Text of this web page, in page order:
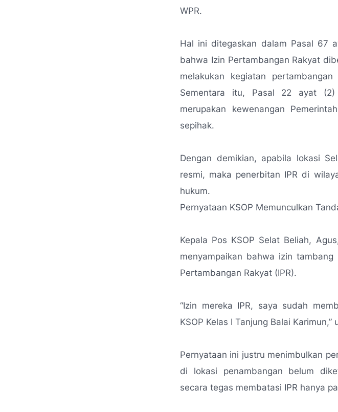
WPR.
Hal ini ditegaskan dalam Pasal 67
bahwa Izin Pertambangan Rakyat
melakukan kegiatan
Sementara itu, Pasal 22 ayat (2)
merupakan kewenangan
sepihak.
Dengan demikian, apabila lokasi
resmi, maka penerbitan IPR di
hukum.
Pernyataan KSOP Memunculkan
Kepala Pos KSOP Selat Beliah,
menyampaikan bahwa izin
Pertambangan Rakyat (IPR).
“Izin mereka IPR, saya sudah
KSOP Kelas I Tanjung Balai Karimun,”
Pernyataan ini justru menimbulkan
di lokasi penambangan belum
secara tegas membatasi IPR hanya